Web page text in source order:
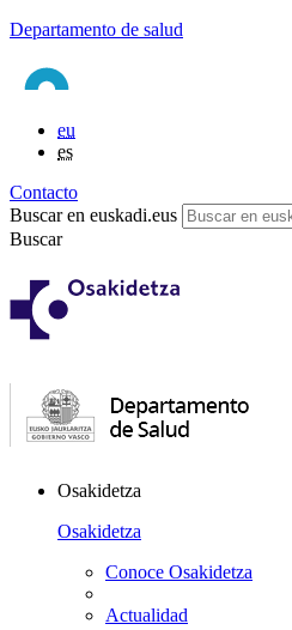
Departamento de salud
eu
es
Contacto
Buscar en euskadi.eus
Buscar
Osakidetza
Osakidetza
Conoce Osakidetza
Actualidad